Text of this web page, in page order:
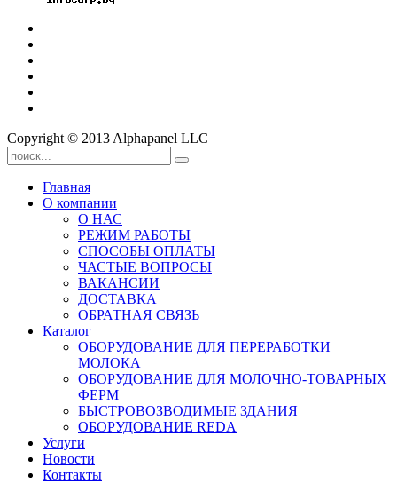
Copyright © 2013 Alphapanel LLC
Главная
О компании
О НАС
РЕЖИМ РАБОТЫ
СПОСОБЫ ОПЛАТЫ
ЧАСТЫЕ ВОПРОСЫ
ВАКАНСИИ
ДОСТАВКА
ОБРАТНАЯ СВЯЗЬ
Каталог
ОБОРУДОВАНИЕ ДЛЯ ПЕРЕРАБОТКИ
МОЛОКА
ОБОРУДОВАНИЕ ДЛЯ МОЛОЧНО-ТОВАРНЫХ
ФЕРМ
БЫСТРОВОЗВОДИМЫЕ ЗДАНИЯ
ОБОРУДОВАНИЕ REDA
Услуги
Новости
Контакты